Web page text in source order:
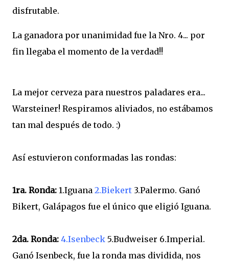
disfrutable.
La ganadora por unanimidad fue la Nro. 4... por
fin llegaba el momento de la verdad!!
La mejor cerveza para nuestros paladares era...
Warsteiner! Respiramos aliviados, no estábamos
tan mal después de todo. :)
Así estuvieron conformadas las rondas:
1ra. Ronda: 1.Iguana 2.Biekert 3.Palermo. Ganó
Bikert, Galápagos fue el único que eligió Iguana.
2da. Ronda: 4.Isenbeck 5.Budweiser 6.Imperial.
Ganó Isenbeck, fue la ronda mas dividida, nos